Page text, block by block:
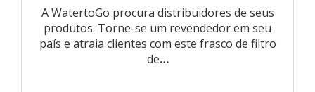
A WatertoGo procura distribuidores de seus
produtos. Torne-se um revendedor em seu
país e atraia clientes com este frasco de filtro
de…